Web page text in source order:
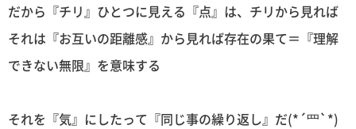
だから『チリ』ひとつに見える『点』は、チリから見れば
それは『お互いの距離感』から見れば存在の果て＝『理解
できない無限』を意味する
それを『気』にしたって『同じ事の繰り返し』だ(*´罒`*)